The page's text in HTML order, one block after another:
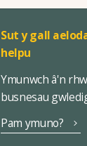
Sut y gall
helpu
Ymunwch â'n
busnesau
Pam ymuno?